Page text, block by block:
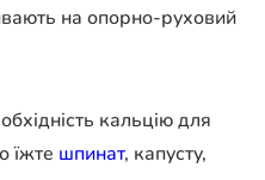
на опорно-руховий
кальцію для
їжте шпинат, капусту,